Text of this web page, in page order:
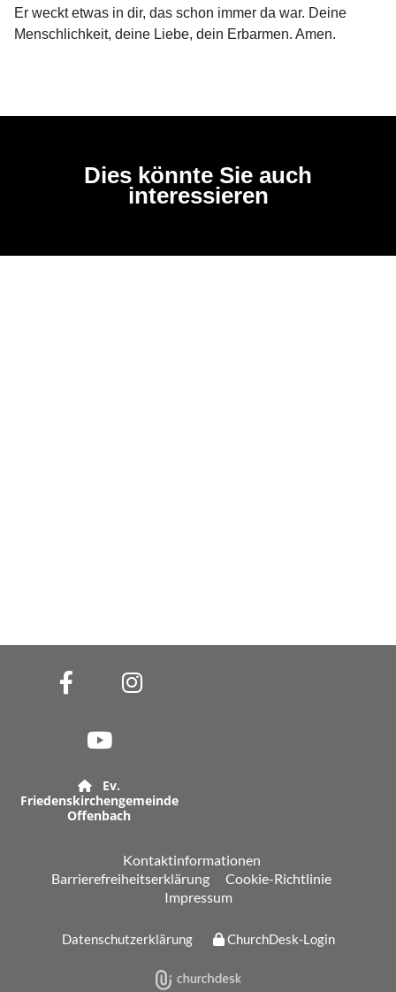
Er weckt etwas in dir, das schon immer da war. Deine
Menschlichkeit, deine Liebe, dein Erbarmen. Amen.
Dies könnte Sie auch
interessieren

Ev.
Friedenskirchengemeinde
Offenbach
Kontaktinformationen
Barrierefreiheitserklärung
Cookie-Richtlinie
Impressum
Datenschutzerklärung ChurchDesk-Login